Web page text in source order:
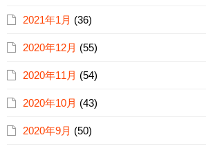
2021年1月 (36)
2020年12月 (55)
2020年11月 (54)
2020年10月 (43)
2020年9月 (50)